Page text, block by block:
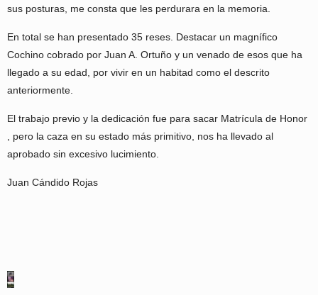
sus posturas, me consta que les perdurara en la memoria.
En total se han presentado 35 reses. Destacar un magnífico
Cochino cobrado por Juan A. Ortuño y un venado de esos que ha
llegado a su edad, por vivir en un habitad como el descrito
anteriormente.
El trabajo previo y la dedicación fue para sacar Matrícula de Honor
, pero la caza en su estado más primitivo, nos ha llevado al
aprobado sin excesivo lucimiento.
Juan Cándido Rojas